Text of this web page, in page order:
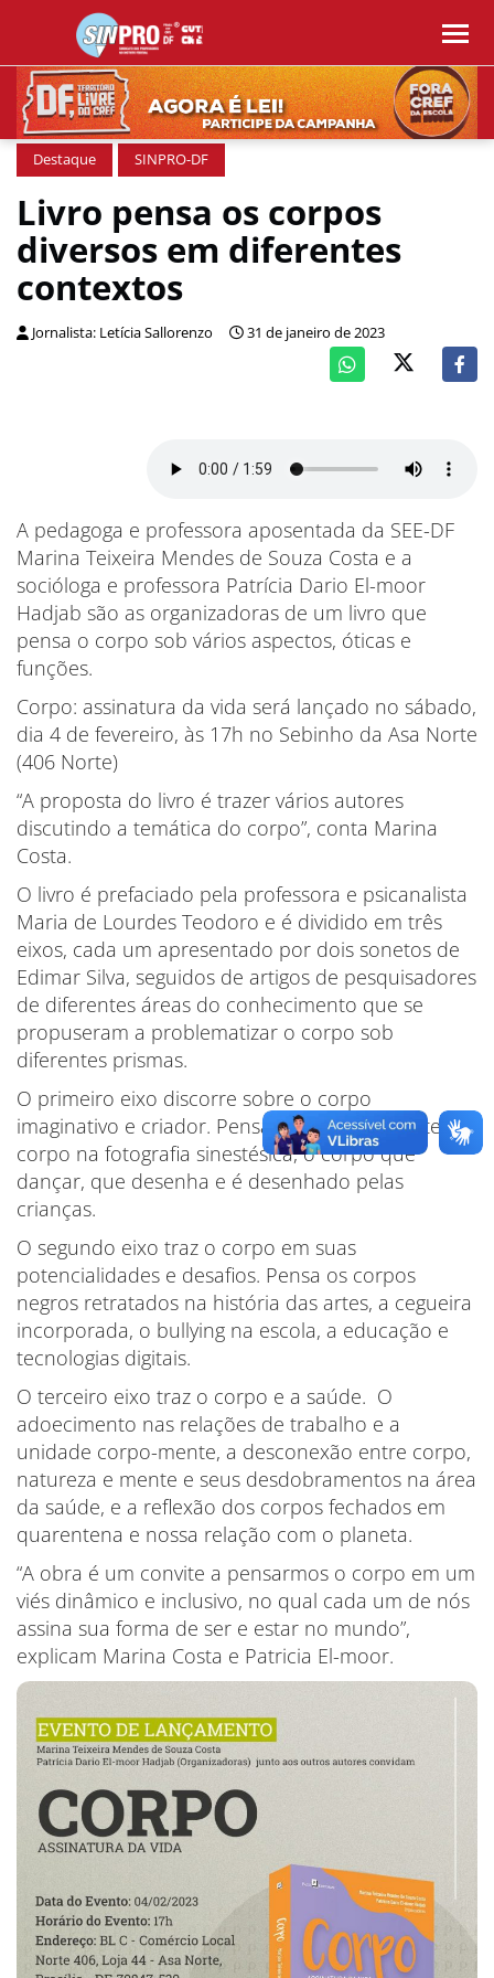
Destaque SINPRO-DF
Livro pensa os corpos
diversos em diferentes
contextos
Jornalista: Letícia Sallorenzo 31 de janeiro de 2023
A pedagoga e professora aposentada da SEE-DF
Marina Teixeira Mendes de Souza Costa e a
socióloga e professora Patrícia Dario El-moor
Hadjab são as organizadoras de um livro que
pensa o corpo sob vários aspectos, óticas e
funções.
Corpo: assinatura da vida será lançado no sábado,
dia 4 de fevereiro, às 17h no Sebinho da Asa Norte
(406 Norte)
“A proposta do livro é trazer vários autores
discutindo a temática do corpo”, conta Marina
Costa.
O livro é prefaciado pela professora e psicanalista
Maria de Lourdes Teodoro e é dividido em três
eixos, cada um apresentado por dois sonetos de
Edimar Silva, seguidos de artigos de pesquisadores
de diferentes áreas do conhecimento que se
propuseram a problematizar o corpo sob
diferentes prismas.
O primeiro eixo discorre sobre o corpo
imaginativo e criador. Pensa o corpo brincante, o
corpo na fotografia sinestésica, o corpo que
dançar, que desenha e é desenhado pelas
crianças.
O segundo eixo traz o corpo em suas
potencialidades e desafios. Pensa os corpos
negros retratados na história das artes, a cegueira
incorporada, o bullying na escola, a educação e
tecnologias digitais.
O terceiro eixo traz o corpo e a saúde. O
adoecimento nas relações de trabalho e a
unidade corpo-mente, a desconexão entre corpo,
natureza e mente e seus desdobramentos na área
da saúde, e a reflexão dos corpos fechados em
quarentena e nossa relação com o planeta.
“A obra é um convite a pensarmos o corpo em um
viés dinâmico e inclusivo, no qual cada um de nós
assina sua forma de ser e estar no mundo”,
explicam Marina Costa e Patricia El-moor.